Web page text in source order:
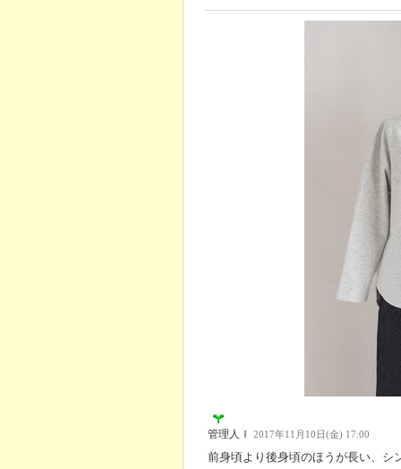
管理人Ｉ 2017年11月10日(金) 17:00
前身頃より後身頃のほうが長い、シ